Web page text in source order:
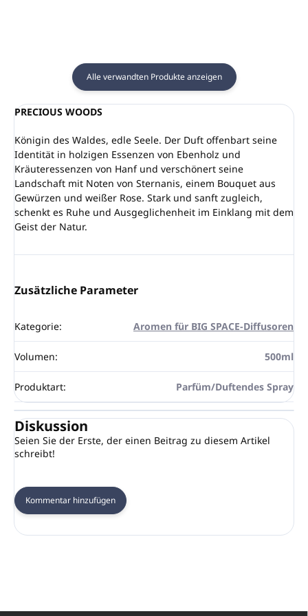
Alle verwandten Produkte anzeigen
PRECIOUS WOODS
Königin des Waldes, edle Seele. Der Duft offenbart seine
Identität in holzigen Essenzen von Ebenholz und
Kräuteressenzen von Hanf und verschönert seine
Landschaft mit Noten von Sternanis, einem Bouquet aus
Gewürzen und weißer Rose. Stark und sanft zugleich,
schenkt es Ruhe und Ausgeglichenheit im Einklang mit dem
Geist der Natur.
Zusätzliche Parameter
Kategorie: Aromen für BIG SPACE-Diffusoren
Volumen: 500ml
Produktart: Parfüm/Duftendes Spray
Diskussion
Seien Sie der Erste, der einen Beitrag zu diesem Artikel
schreibt!
Kommentar hinzufügen